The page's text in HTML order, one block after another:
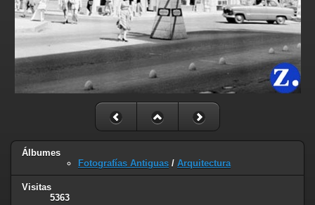
Álbumes
Fotografías Antiguas / Arquitectura
Visitas
5363